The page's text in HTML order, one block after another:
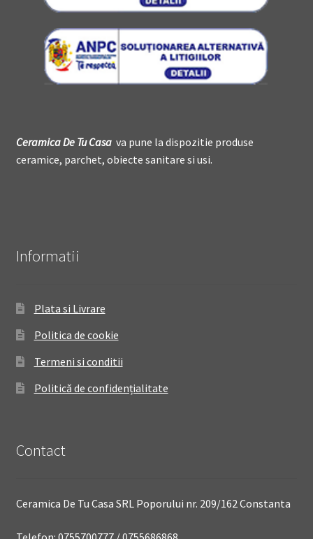
Ceramica DeTu Casava pune la dispozitie produse
ceramice, parchet, obiecte sanitare si usi.
Informatii
Plata si Livrare
Politica de cookie
Termeni si conditii
Politică de confidențialitate
Contact
Ceramica De Tu Casa SRL Poporului nr. 209/162 Constanta